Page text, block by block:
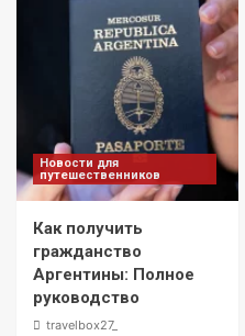
Новости для
путешественников
Как получить
гражданство
Аргентины: Полное
руководство
travelbox27_